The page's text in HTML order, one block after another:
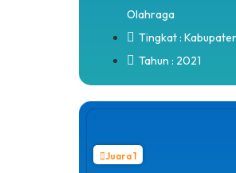
Olahraga
Tingkat :
Tahun : 2021
Juara 1